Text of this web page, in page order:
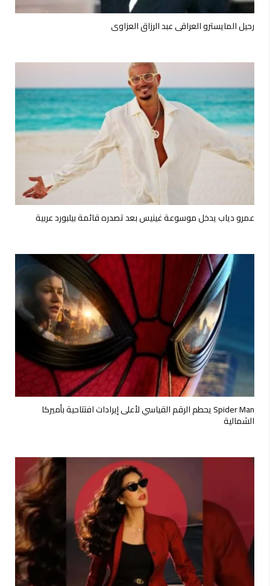
رحيل المايسترو العراقي عبد الرزاق العزاوي
عمرو دياب يدخل موسوعة غينيس بعد تصدره قائمة بيلبورد عربية
Spider Man يحطم الرقم القياسي لأعلى إيرادات افتتاحية بأميركا
الشمالية